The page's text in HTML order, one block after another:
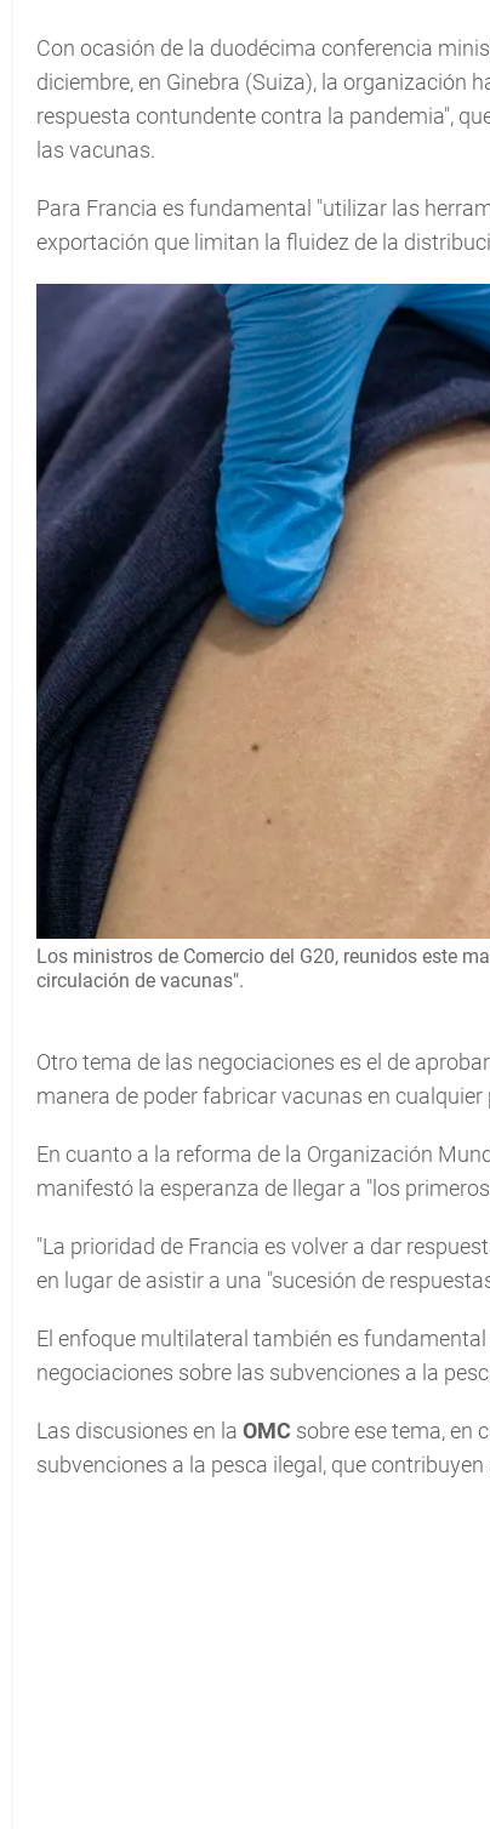
Con ocasión de la duodécima conferencia
diciembre, en Ginebra (Suiza), la organización
respuesta contundente contra la pandemia",
las vacunas.
Para Francia es fundamental "utilizar las
exportación que limitan la fluidez de la
Los ministros de Comercio del G20, reunidos este
circulación de vacunas".
Otro tema de las negociaciones es el de
manera de poder fabricar vacunas en cualquier
En cuanto a la reforma de la Organización
manifestó la esperanza de llegar a "los
"La prioridad de Francia es volver a dar
en lugar de asistir a una "sucesión de
El enfoque multilateral también es
negociaciones sobre las subvenciones a la
Las discusiones en la OMC sobre ese tema, en
subvenciones a la pesca ilegal, que